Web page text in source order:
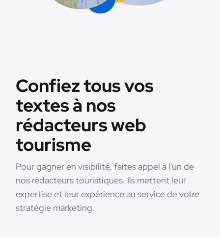
Confiez tous vos
textes à nos
rédacteurs web
tourisme
Pour gagner en visibilité, faites appel à l'un de
nos rédacteurs touristiques. Ils mettent leur
expertise et leur expérience au service de votre
stratégie marketing.